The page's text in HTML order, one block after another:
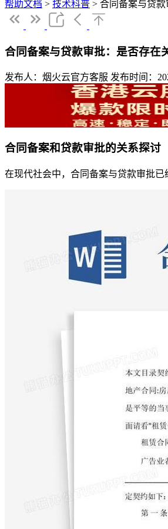
帮助文档 > 技术科普 > 合同备案与贷
合同备案与贷款审批：是否存在
发布人：烟火云官方客服 发布时间：
合同备案和贷款审批的关系探讨
在现代社会中，合同备案与贷款审批